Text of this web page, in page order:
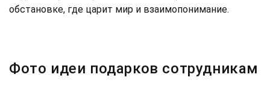
обстановке, где царит мир и взаимопонимание.
Фото идеи подарков сотрудникам